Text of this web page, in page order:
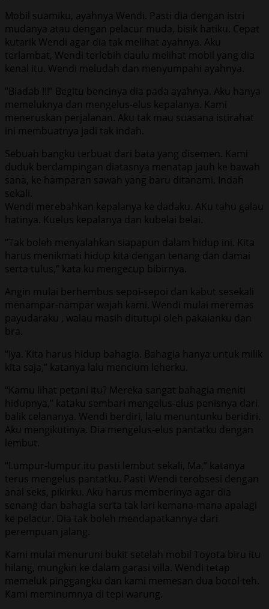
Mobil suamiku, ayahnya Wendi. Pasti dia dengan istri
mudanya atau dengan pelacur muda, bisik hatiku. Cepat
kutarik Wendi agar dia tak melihat ayahnya. Aku
terlambat, Wendi terlebih daulu melihat mobil yang dia
kenal itu. Wendi meludah dan menyumpahi ayahnya.
”Biadab !!!” Begitu bencinya dia pada ayahnya. Aku hanya
memeluknya dan mengelus-elus kepalanya. Kami
meneruskan perjalanan. Aku tak mau suasana istirahat
ini membuatnya jadi tak indah.
Sebuah bangku terbuat dari bata yang disemen. Kami
duduk berdampingan diatasnya menatap jauh ke bawah
sana, ke hamparan sawah yang baru ditanami. Indah
sekali.
Wendi merebahkan kepalanya ke dadaku. AKu tahu galau
hatinya. Kuelus kepalanya dan kubelai belai.
“Tak boleh menyalahkan siapapun dalam hidup ini. Kita
harus menikmati hidup kita dengan tenang dan damai
serta tulus,” kata ku mengecup bibirnya.
Angin mulai berhembus sepoi-sepoi dan kabut sesekali
menampar-nampar wajah kami. Wendi mulai meremas
payudaraku , walau masih ditutupi oleh pakaianku dan
bra.
“Iya. Kita harus hidup bahagia. Bahagia hanya untuk milik
kita saja,” katanya lalu mencium leherku.
“Kamu lihat petani itu? Mereka sangat bahagia meniti
hidupnya,” kataku sembari mengelus-elus penisnya dari
balik celananya. Wendi berdiri, lalu menuntunku beridiri.
Aku mengikutinya. Dia mengelus-elus pantatku dengan
lembut.
“Lumpur-lumpur itu pasti lembut sekali, Ma,” katanya
terus mengelus pantatku. Pasti Wendi terobsesi dengan
anal seks, pikirku. Aku harus memberinya agar dia
senang dan bahagia serta tak lari kemana-mana apalagi
ke pelacur. Dia tak boleh mendapatkannya dari
perempuan jalang.
Kami mulai menuruni bukit setelah mobil Toyota biru itu
hilang, mungkin ke dalam garasi villa. Wendi tetap
memeluk pinggangku dan kami memesan dua botol teh.
Kami meminumnya di tepi warung.